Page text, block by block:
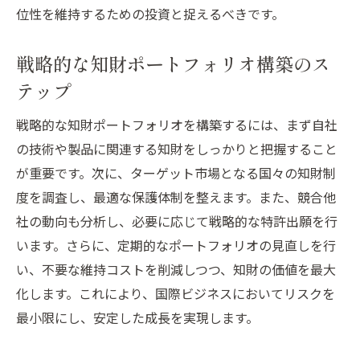
企業成長を支える知財ポートフォリオの役
知財ポートフォリオとは？グローバルビジネス
における役割とは
知財ポートフォリオの定義と構成要素
グローバルビジネスでの知財ポートフォリ
オの重要性
企業価値を高める知財ポートフォリオ活用
法
知財ポートフォリオによる市場参入戦略の
立案
知財ポートフォリオ管理のベストプラクテ
ィス
位性を維持するための投資と捉えるべきです。
戦略的な知財ポートフォリオ構築のス
テップ
戦略的な知財ポートフォリオを構築するには、まず自社
の技術や製品に関連する知財をしっかりと把握すること
が重要です。次に、ターゲット市場となる国々の知財制
度を調査し、最適な保護体制を整えます。また、競合他
社の動向も分析し、必要に応じて戦略的な特許出願を行
います。さらに、定期的なポートフォリオの見直しを行
い、不要な維持コストを削減しつつ、知財の価値を最大
化します。これにより、国際ビジネスにおいてリスクを
最小限にし、安定した成長を実現します。